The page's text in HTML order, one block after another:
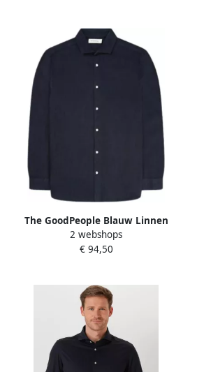
The GoodPeople Blauw Linnen
Casual Overhemd Soho Blue
Heren
2 webshops
€ 94,50